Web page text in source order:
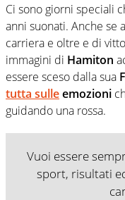
Ci sono giorni speciali
anni suonati. Anche se
carriera e oltre e di
immagini di Hamiton
essere sceso dalla sua
tutta sulleemozioni
guidando una rossa.
Vuoi essere
sport, risultati